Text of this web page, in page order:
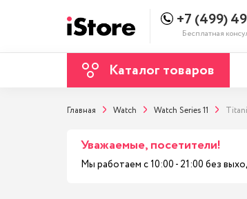
+7 (499)
Бесплатная
Каталог товаров
Главная Watch Watch Series 11
Уважаемые, посетители!
Мы работаем с 10:00 - 21:00 без